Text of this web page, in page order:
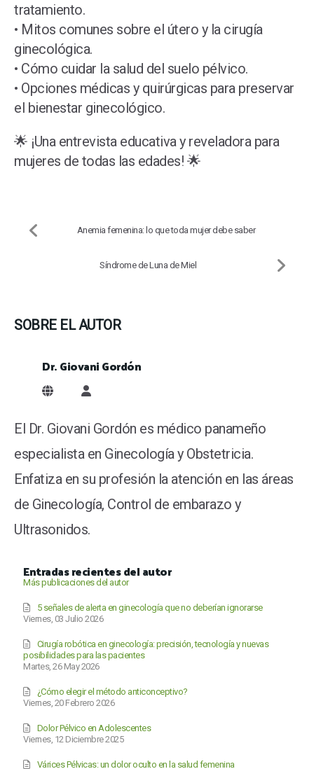
tratamiento.
• Mitos comunes sobre el útero y la cirugía
ginecológica.
• Cómo cuidar la salud del suelo pélvico.
• Opciones médicas y quirúrgicas para preservar
el bienestar ginecológico.
🌟 ¡Una entrevista educativa y reveladora para
mujeres de todas las edades! 🌟
Anemia femenina: lo que toda mujer debe saber
Síndrome de Luna de Miel
SOBRE EL AUTOR
Dr. Giovani Gordón
Dr. Giovani Gordón
El Dr. Giovani Gordón es médico panameño
especialista en Ginecología y Obstetricia.
Enfatiza en su profesión la atención en las áreas
de Ginecología, Control de embarazo y
Ultrasonidos.
Entradas recientes del autor
Más publicaciones del autor
Viernes, 03 Julio 2026
5 señales de alerta en ginecología que no deberían ignorarse
Martes, 26 May 2026
Cirugía robótica en ginecología: precisión, tecnología y nuevas
posibilidades para las pacientes
Viernes, 20 Febrero 2026
¿Cómo elegir el método anticonceptivo?
Viernes, 12 Diciembre 2025
Dolor Pélvico en Adolescentes
Várices Pélvicas: un dolor oculto en la salud femenina